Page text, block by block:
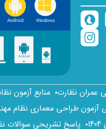
عمران نظارت منابع آزمون
آزمون طراحی معماری نظام
پاسخ تشریحی سوالات